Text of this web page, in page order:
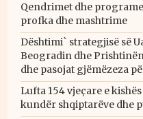
Qendrimet dhe
profka dhe mashtrime
Dështimi` strategjisë së
Beogradin dhe
dhe pasojat gjëmëzeza
Lufta 154 vjeçare e
kundër shqiptarëve dhe